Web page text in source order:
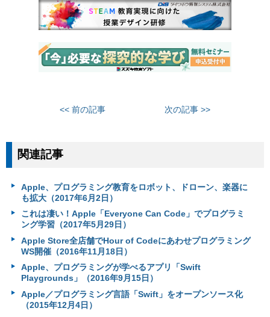
<< 前の記事 次の記事 >>
関連記事
Apple、プログラミング教育をロボット、ドローン、楽器に
も拡大（2017年6月2日）
これは凄い！Apple「Everyone Can Code」でプログラミ
ング学習（2017年5月29日）
Apple Store全店舗でHour of Codeにあわせプログラミング
WS開催（2016年11月18日）
Apple、プログラミングが学べるアプリ「Swift
Playgrounds」（2016年9月15日）
Apple／プログラミング言語「Swift」をオープンソース化
（2015年12月4日）